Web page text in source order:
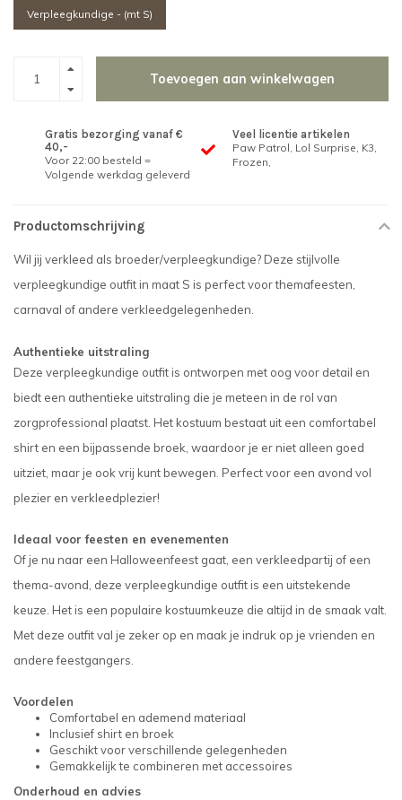
Verpleegkundige - (mt S)
Toevoegen aan winkelwagen
Gratis bezorging vanaf €
40,-
Voor 22:00 besteld =
Volgende werkdag geleverd
Veel licentie artikelen
Paw Patrol, Lol Surprise, K3,
Frozen,
Productomschrijving
Wil jij verkleed als broeder/verpleegkundige? Deze stijlvolle
verpleegkundige outfit in maat S is perfect voor themafeesten,
carnaval of andere verkleedgelegenheden.
Authentieke uitstraling
Deze verpleegkundige outfit is ontworpen met oog voor detail en
biedt een authentieke uitstraling die je meteen in de rol van
zorgprofessional plaatst. Het kostuum bestaat uit een comfortabel
shirt en een bijpassende broek, waardoor je er niet alleen goed
uitziet, maar je ook vrij kunt bewegen. Perfect voor een avond vol
plezier en verkleedplezier!
Ideaal voor feesten en evenementen
Of je nu naar een Halloweenfeest gaat, een verkleedpartij of een
thema-avond, deze verpleegkundige outfit is een uitstekende
keuze. Het is een populaire kostuumkeuze die altijd in de smaak valt.
Met deze outfit val je zeker op en maak je indruk op je vrienden en
andere feestgangers.
Voordelen
Comfortabel en ademend materiaal
Inclusief shirt en broek
Geschikt voor verschillende gelegenheden
Gemakkelijk te combineren met accessoires
Onderhoud en advies